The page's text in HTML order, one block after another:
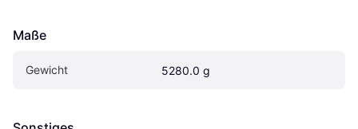
Maße
Gewicht 5280.0 g